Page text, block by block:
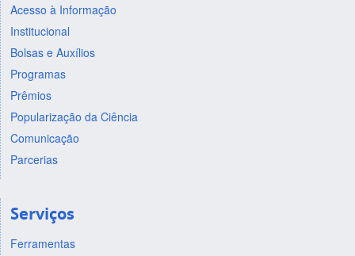
Acesso à Informação
Institucional
Bolsas e Auxílios
Programas
Prêmios
Popularização da Ciência
Comunicação
Parcerias
Serviços
Ferramentas